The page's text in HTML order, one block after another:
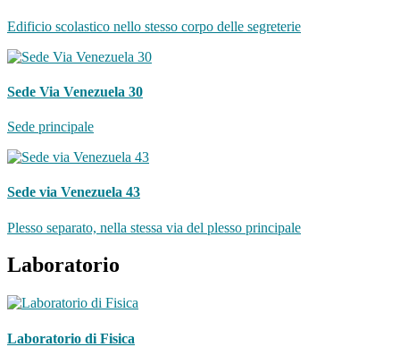
Edificio scolastico nello stesso corpo delle segreterie
Sede Via Venezuela 30
Sede principale
Sede via Venezuela 43
Plesso separato, nella stessa via del plesso principale
Laboratorio
Laboratorio di Fisica